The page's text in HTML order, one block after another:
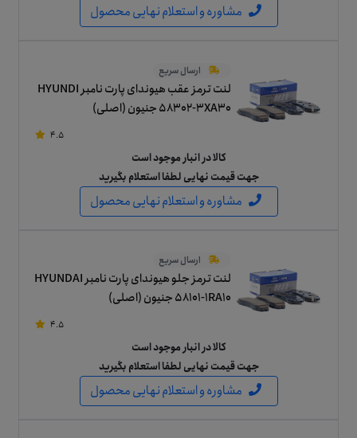
مشاوره و استعلام نهایی محصول
ارسال سریع
لنت ترمز عقب هیوندای پارت نامبر HYUNDI
58302-3XA30 جنیون (اصلی)
4.5
کالا در انبار موجود است
جهت قیمت نهایی لطفا استعلام بگیرید
مشاوره و استعلام نهایی محصول
ارسال سریع
لنت ترمز جلو هیوندای پارت نامبر HYUNDAI
58101-1RA10 جنیون (اصلی)
4.5
کالا در انبار موجود است
جهت قیمت نهایی لطفا استعلام بگیرید
مشاوره و استعلام نهایی محصول